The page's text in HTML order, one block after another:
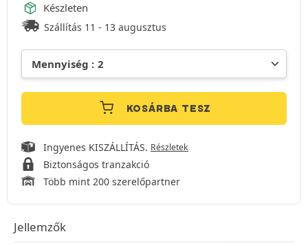
Készleten
Szállítás 11 - 13 augusztus
KOSÁRBA TESZ
Ingyenes KISZÁLLÍTÁS. Részletek
Biztonságos tranzakció
Több mint 200 szerelőpartner
Jellemzők